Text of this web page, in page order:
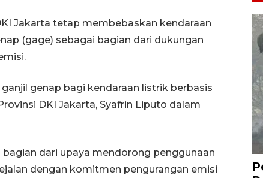
Jakarta tetap membebaskan kendaraan
(gage) sebagai bagian dari dukungan
genap bagi kendaraan listrik berbasis
DKI Jakarta, Syafrin Liputo dalam
dari upaya mendorong penggunaan
dengan komitmen pengurangan emisi